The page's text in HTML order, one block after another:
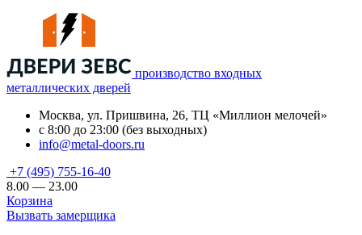
производство входных
металлических дверей
Москва, ул. Пришвина, 26, ТЦ «Миллион мелочей»
с 8:00 до 23:00 (без выходных)
info@metal-doors.ru
+7 (495) 755-16-40
8.00 — 23.00
Корзина
Вызвать замерщика